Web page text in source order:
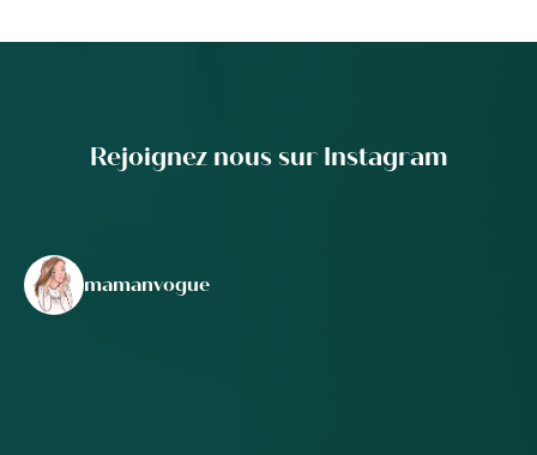
Rejoignez nous sur Instagram
mamanvogue